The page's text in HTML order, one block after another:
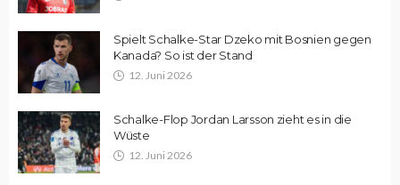
Spielt Schalke-Star Dzeko mit Bosnien gegen
Kanada? So ist der Stand
12. Juni 2026
Schalke-Flop Jordan Larsson zieht es in die
Wüste
12. Juni 2026